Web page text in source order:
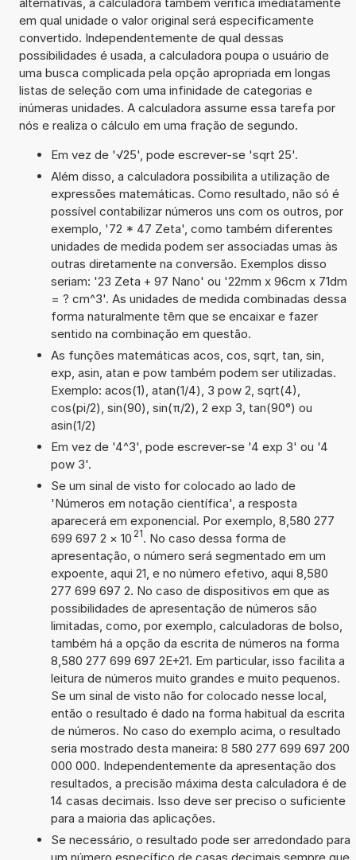
em qual unidade o valor original será especificamente
convertido. Independentemente de qual dessas
possibilidades é usada, a calculadora poupa o usuário de
uma busca complicada pela opção apropriada em longas
listas de seleção com uma infinidade de categorias e
inúmeras unidades. A calculadora assume essa tarefa por
nós e realiza o cálculo em uma fração de segundo.
Em vez de '√25', pode escrever-se 'sqrt 25'.
Além disso, a calculadora possibilita a utilização de
expressões matemáticas. Como resultado, não só é
possível contabilizar números uns com os outros, por
exemplo, '72 * 47 Zeta', como também diferentes
unidades de medida podem ser associadas umas às
outras diretamente na conversão. Exemplos disso
seriam: '23 Zeta + 97 Nano' ou '22mm x 96cm x 71dm
= ? cm^3'. As unidades de medida combinadas dessa
forma naturalmente têm que se encaixar e fazer
sentido na combinação em questão.
As funções matemáticas acos, cos, sqrt, tan, sin,
exp, asin, atan e pow também podem ser utilizadas.
Exemplo: acos(1), atan(1/4), 3 pow 2, sqrt(4),
cos(pi/2), sin(90), sin(π/2), 2 exp 3, tan(90°) ou
asin(1/2)
Em vez de '4^3', pode escrever-se '4 exp 3' ou '4
pow 3'.
Se um sinal de visto for colocado ao lado de
'Números em notação científica', a resposta
aparecerá em exponencial. Por exemplo, 8,580 277
699 697 2 × 10 21. No caso dessa forma de
apresentação, o número será segmentado em um
expoente, aqui 21, e no número efetivo, aqui 8,580
277 699 697 2. No caso de dispositivos em que as
possibilidades de apresentação de números são
limitadas, como, por exemplo, calculadoras de bolso,
também há a opção da escrita de números na forma
8,580 277 699 697 2E+21. Em particular, isso facilita a
leitura de números muito grandes e muito pequenos.
Se um sinal de visto não for colocado nesse local,
então o resultado é dado na forma habitual da escrita
de números. No caso do exemplo acima, o resultado
seria mostrado desta maneira: 8 580 277 699 697 200
000 000. Independentemente da apresentação dos
resultados, a precisão máxima desta calculadora é de
14 casas decimais. Isso deve ser preciso o suficiente
para a maioria das aplicações.
Se necessário, o resultado pode ser arredondado para
um número específico de casas decimais sempre que